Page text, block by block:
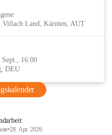
Villach Land, Kärnten, AUT
16:00
DEU
•28. Apr. 2026